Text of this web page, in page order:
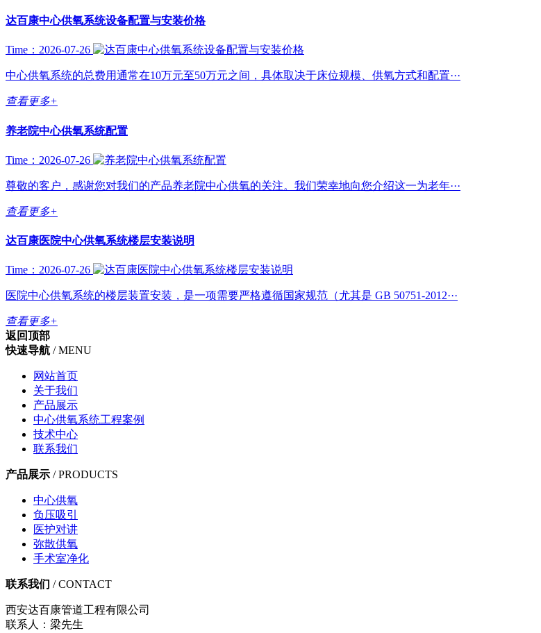
达百康中心供氧系统设备配置与安装价格
Time：2026-07-26
中心供氧系统的总费用通常在10万元至50万元之间，具体取决于床位规模、供氧方式和配置···
查看更多+
养老院中心供氧系统配置
Time：2026-07-26
尊敬的客户，感谢您对我们的产品养老院中心供氧的关注。我们荣幸地向您介绍这一为老年···
查看更多+
达百康医院中心供氧系统楼层安装说明
Time：2026-07-26
医院中心供氧系统的楼层装置安装，是一项需要严格遵循国家规范（尤其是 GB 50751-2012···
查看更多+
返回顶部
快速导航 / MENU
网站首页
关于我们
产品展示
中心供氧系统工程案例
技术中心
联系我们
产品展示 / PRODUCTS
中心供氧
负压吸引
医护对讲
弥散供氧
手术室净化
联系我们 / CONTACT
西安达百康管道工程有限公司
联系人：梁先生